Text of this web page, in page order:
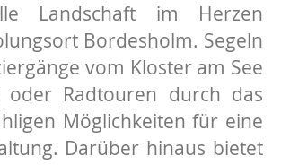
Landschaft im Herzen
Bordesholm. Segeln
vom Kloster am See
oder Radtouren durch das
Möglichkeiten für eine
Darüber hinaus bietet